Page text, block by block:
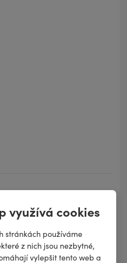
využívá cookies
stránkách používáme
z nich jsou nezbytné,
vylepšit tento web a